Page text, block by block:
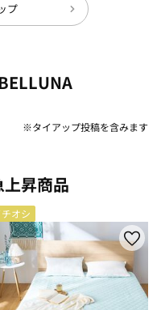
プ
※タイアップ投稿を含みます
昇商品
オシ